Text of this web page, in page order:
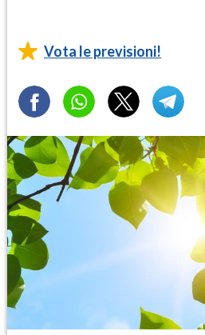
Vota le previsioni!